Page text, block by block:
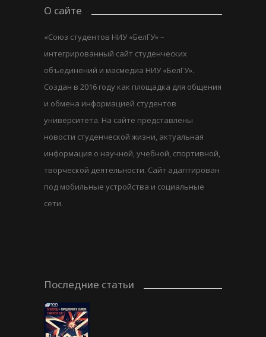
О сайте
«Союз студентов НИУ «БелГУ» –
интегрированный сайт студенческих
объединений и масмедиа НИУ «БелГУ».
Создан в 2016 году как площадка для общения
и обмена информацией студентов
университета. На сайте представлены
новости студенческой жизни, актуальная
информация о научной, учебной, спортивной,
творческой деятельности. Сайт адаптирован
под мобильные устройства и социальные
сети.
Последние статьи